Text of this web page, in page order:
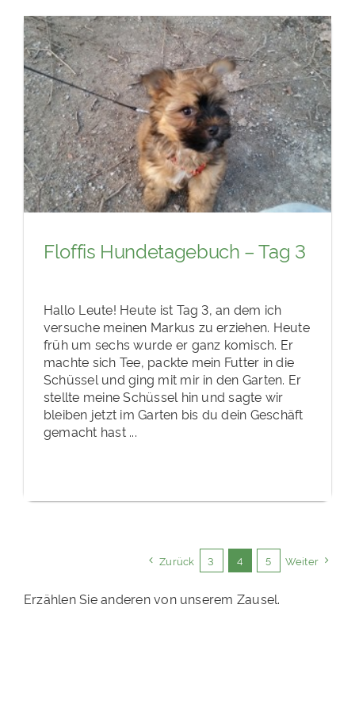
Floffis Hundetagebuch – Tag 3
Hallo Leute! Heute ist Tag 3, an dem ich
versuche meinen Markus zu erziehen. Heute
früh um sechs wurde er ganz komisch. Er
machte sich Tee, packte mein Futter in die
Schüssel und ging mit mir in den Garten. Er
stellte meine Schüssel hin und sagte wir
bleiben jetzt im Garten bis du dein Geschäft
gemacht hast ...
Zurück 3 4 5 Weiter
Erzählen Sie anderen von unserem Zausel.